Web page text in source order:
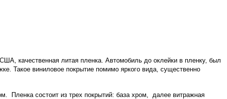
качественная литая пленка. Автомобиль до оклейки в пленку, был
Такое виниловое покрытие помимо яркого вида, существенно
Пленка состоит из трех покрытий: база хром, далее витражная